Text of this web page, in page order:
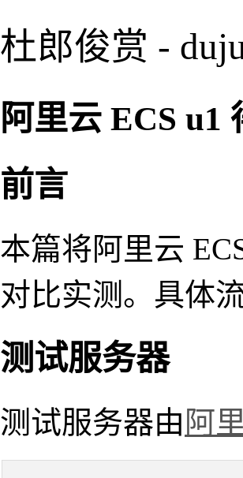
杜郎俊赏 -
阿里云 ECS u1
前言
本篇将阿里云
对比实测。具体
测试服务器
测试服务器由 阿